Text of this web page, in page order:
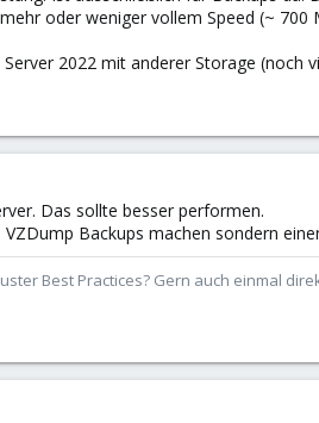
oder weniger vollem Speed (~
2022 mit anderer Storage (noch
Das sollte besser performen.
Backups machen sondern
Best Practices? Gern auch einmal